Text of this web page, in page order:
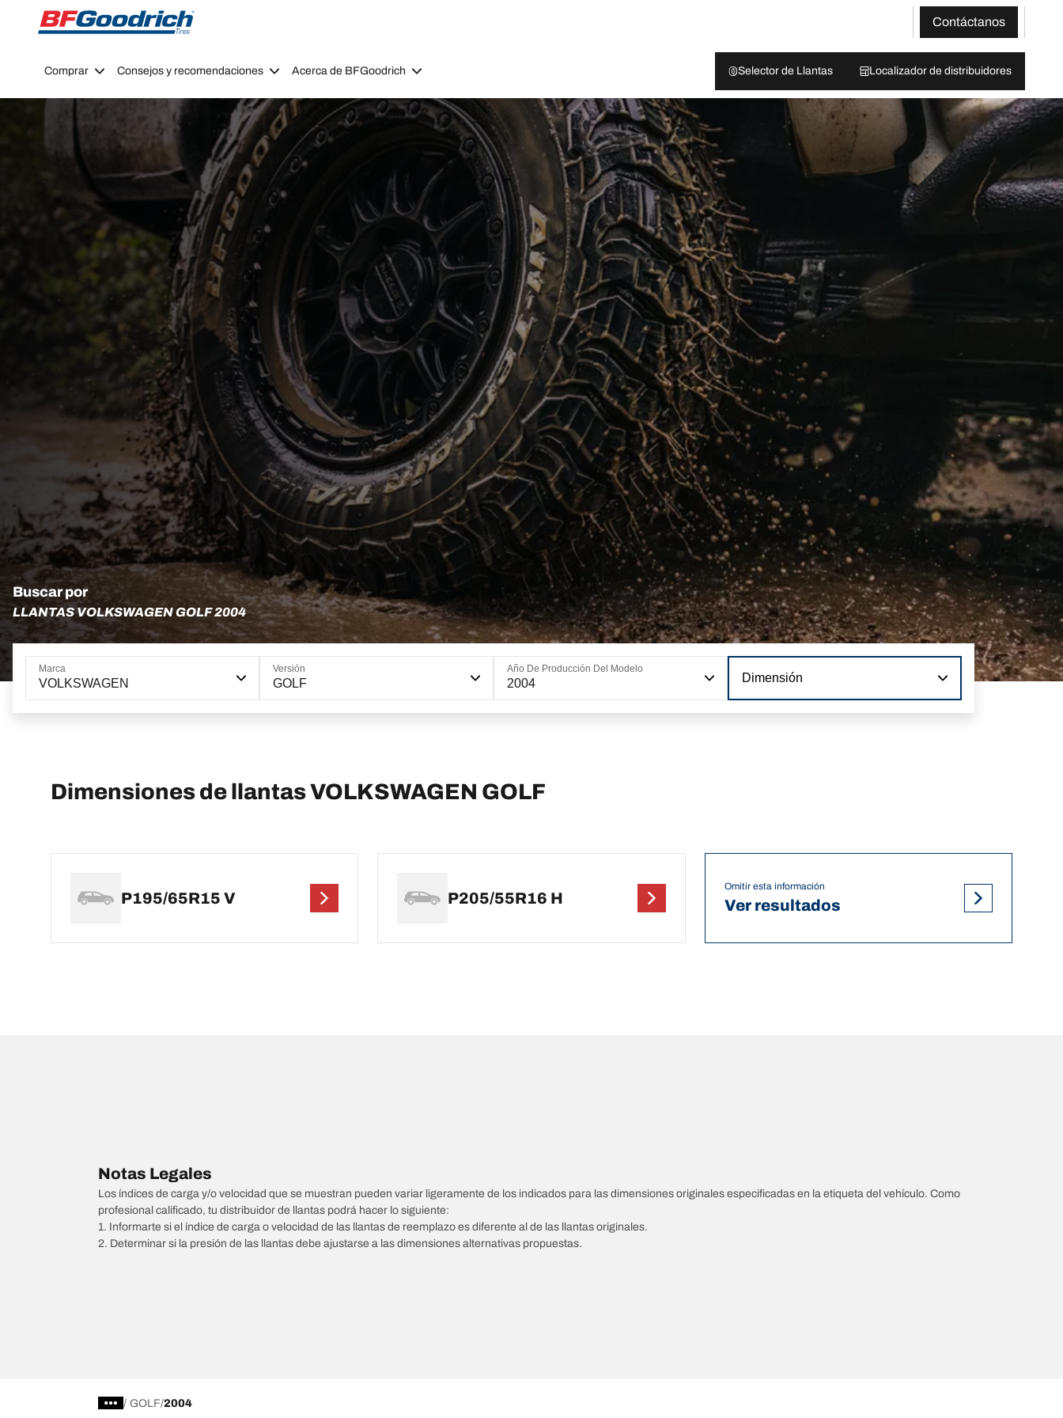
Go to page content
Go to page navigation
Contáctanos
Comprar Consejos y recomendaciones Acerca de BFGoodrich Selector de Llantas Localizador de distribuidores
Buscar por
LLANTAS VOLKSWAGEN GOLF 2004
Marca
VOLKSWAGEN
Versión
GOLF
Año De Producción Del Modelo
2004 Dimensión
Dimensiones de llantas VOLKSWAGEN GOLF
P195/65R15 V P205/55R16 H
Omitir esta información
Ver resultados
Notas Legales
Los índices de carga y/o velocidad que se muestran pueden variar ligeramente de los indicados para las dimensiones originales especificadas en la etiqueta del vehículo. Como
profesional calificado, tu distribuidor de llantas podrá hacer lo siguiente:
1. Informarte si el índice de carga o velocidad de las llantas de reemplazo es diferente al de las llantas originales.
2. Determinar si la presión de las llantas debe ajustarse a las dimensiones alternativas propuestas.
/ GOLF 2004